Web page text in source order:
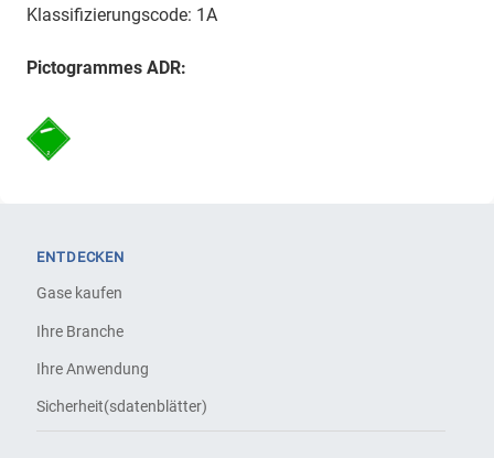
Klassifizierungscode: 1A
Pictogrammes ADR:
ENTDECKEN
Gase kaufen
Ihre Branche
Ihre Anwendung
Sicherheit(sdatenblätter)